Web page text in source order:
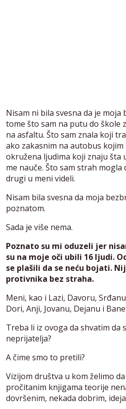
Nisam ni bila svesna da je
tome što sam na putu do škole
na asfaltu. Što sam znala koji
ako zakasnim na autobus kojim
okružena ljudima koji znaju šta
me nauče. Što sam strah
drugi u meni videli.
Nisam bila svesna da moja
poznatom.
Sada je više nema.
Poznato su mi oduzeli jer
su na moje oči ubili 16 ljudi.
se plašili da se neću bojati.
protivnika bez straha.
Meni, kao i Lazi, Davoru,
Dori, Anji, Jovanu, Dejanu i
Treba li iz ovoga da shvatim da
neprijatelja?
A čime smo to pretili?
Vizijom društva u kom želimo
pročitanim knjigama teorije
dovršenim, nekada dobrim,